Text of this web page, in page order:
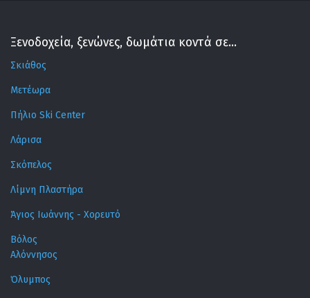
Ξενοδοχεία, ξενώνες, δωμάτια κοντά σε...
Σκιάθος
Μετέωρα
Πήλιο Ski Center
Λάρισα
Σκόπελος
Λίμνη Πλαστήρα
Άγιος Ιωάννης - Χορευτό
Βόλος
Αλόννησος
Όλυμπος